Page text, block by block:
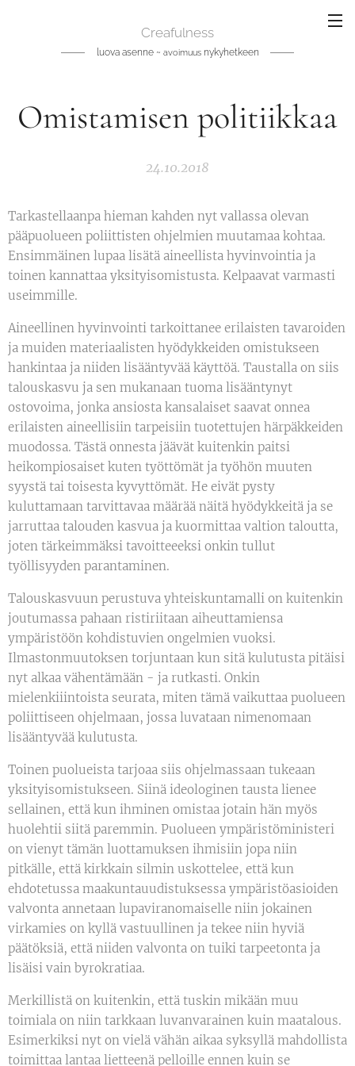
Creafulness
luova asenne ~ avoimuusnykyhetkeen
Omistamisen politiikkaa
24.10.2018
Tarkastellaanpa hieman kahden nyt vallassa olevan
pääpuolueen poliittisten ohjelmien muutamaa kohtaa.
Ensimmäinen lupaa lisätä aineellista hyvinvointia ja
toinen kannattaa yksityisomistusta. Kelpaavat varmasti
useimmille.
Aineellinen hyvinvointi tarkoittanee erilaisten tavaroiden
ja muiden materiaalisten hyödykkeiden omistukseen
hankintaa ja niiden lisääntyvää käyttöä. Taustalla on siis
talouskasvu ja sen mukanaan tuoma lisääntynyt
ostovoima, jonka ansiosta kansalaiset saavat onnea
erilaisten aineellisiin tarpeisiin tuotettujen härpäkkeiden
muodossa. Tästä onnesta jäävät kuitenkin paitsi
heikompiosaiset kuten työttömät ja työhön muuten
syystä tai toisesta kyvyttömät. He eivät pysty
kuluttamaan tarvittavaa määrää näitä hyödykkeitä ja se
jarruttaa talouden kasvua ja kuormittaa valtion taloutta,
joten tärkeimmäksi tavoitteeeksi onkin tullut
työllisyyden parantaminen.
Talouskasvuun perustuva yhteiskuntamalli on kuitenkin
joutumassa pahaan ristiriitaan aiheuttamiensa
ympäristöön kohdistuvien ongelmien vuoksi.
Ilmastonmuutoksen torjuntaan kun sitä kulutusta pitäisi
nyt alkaa vähentämään - ja rutkasti. Onkin
mielenkiiintoista seurata, miten tämä vaikuttaa puolueen
poliittiseen ohjelmaan, jossa luvataan nimenomaan
lisääntyvää kulutusta.
Toinen puolueista tarjoaa siis ohjelmassaan tukeaan
yksityisomistukseen. Siinä ideologinen tausta lienee
sellainen, että kun ihminen omistaa jotain hän myös
huolehtii siitä paremmin. Puolueen ympäristöministeri
on vienyt tämän luottamuksen ihmisiin jopa niin
pitkälle, että kirkkain silmin uskottelee, että kun
ehdotetussa maakuntauudistuksessa ympäristöasioiden
valvonta annetaan lupaviranomaiselle niin jokainen
virkamies on kyllä vastuullinen ja tekee niin hyviä
päätöksiä, että niiden valvonta on tuiki tarpeetonta ja
lisäisi vain byrokratiaa.
Merkillistä on kuitenkin, että tuskin mikään muu
toimiala on niin tarkkaan luvanvarainen kuin maatalous.
Esimerkiksi nyt on vielä vähän aikaa syksyllä mahdollista
toimittaa lantaa lietteenä pelloille ennen kuin se